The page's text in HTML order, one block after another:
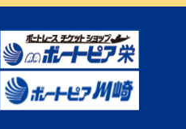
す」～とこなめルーキーＳ
斗 予選９位でセミファイナル進